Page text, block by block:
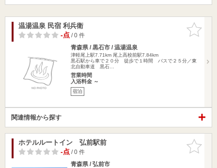
お気に入
りに追加
温湯温泉 民宿 利兵衛
-点/ 0 件
青森県 / 黒石市 / 温湯温泉
津軽尾上駅7.71km 尾上高校前駅7.84km
黒石駅から車で２０分 徒歩で１時間 バスで２５分／東
北自動車道 黒石…
営業時間
入浴料金 ～
宿泊
関連情報から探す
お気に入
りに追加
ホテルルートイン 弘前駅前
-点/ 0 件
青森県 / 弘前市